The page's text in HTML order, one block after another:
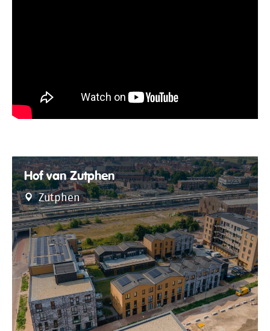
Hof van Zutphen
Zutphen